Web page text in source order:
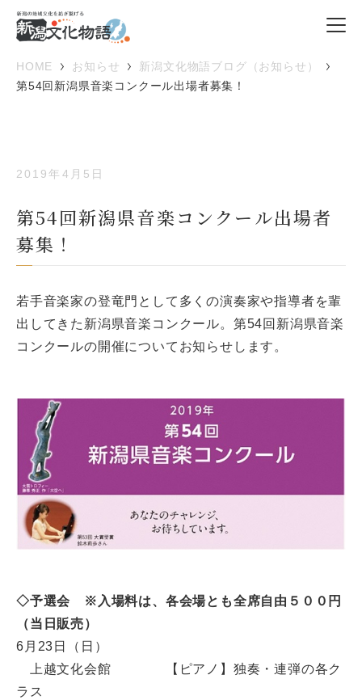
HOME お知らせ
新潟文化物語ブログ（お知らせ）
第54回新潟県音楽コンクール出場者募集！
2019年4月5日
第54回新潟県音楽コンクール出場者
募集！
若手音楽家の登竜門として多くの演奏家や指導者を輩
出してきた新潟県音楽コンクール。第54回新潟県音楽
コンクールの開催についてお知らせします。
◇予選会 ※入場料は、各会場とも全席自由５００円
（当日販売）
6月23日（日）
上越文化会館 【ピアノ】独奏・連弾の各ク
ラス